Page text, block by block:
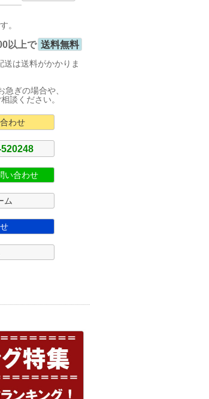
。
以上で 送料無料
は送料がかかりま
ぎの場合や、
談ください。
わせ
い合わせ
ム